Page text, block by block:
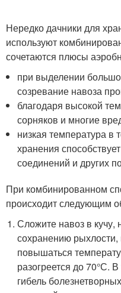
Нередко дачники для
используют
сочетаются плюсы
при выделении
созревание навоза
благодаря высокой
сорняков и многие
низкая температура в
хранения
соединений и других
При комбинированном
происходит следующим
Сложите навоз в кучу,
сохранению
повышаться
разогреется до 70°С.
гибель